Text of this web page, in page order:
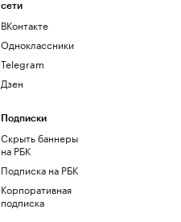
сети
ВКонтакте
Одноклассники
Telegram
Дзен
Подписки
Скрыть баннеры
на РБК
Подписка на РБК
Корпоративная
подписка